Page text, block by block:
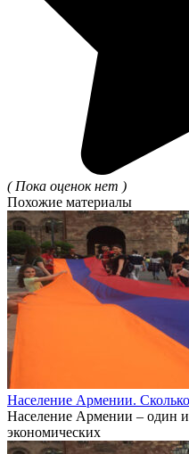
( Пока оценок нет )
Похожие материалы
Население Армении.
Население Армении – один
экономических